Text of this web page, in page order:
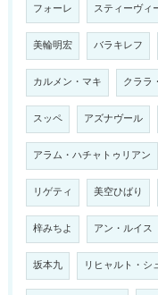
フォーレ スティーヴィ
美輪明宏 バラキレフ
カルメン・マキ クララ
スッペ アズナヴール
アラム・ハチャトゥリアン
リゲティ 美空ひばり
梓みちよ アン・ルイス
坂本九 リヒャルト・シ